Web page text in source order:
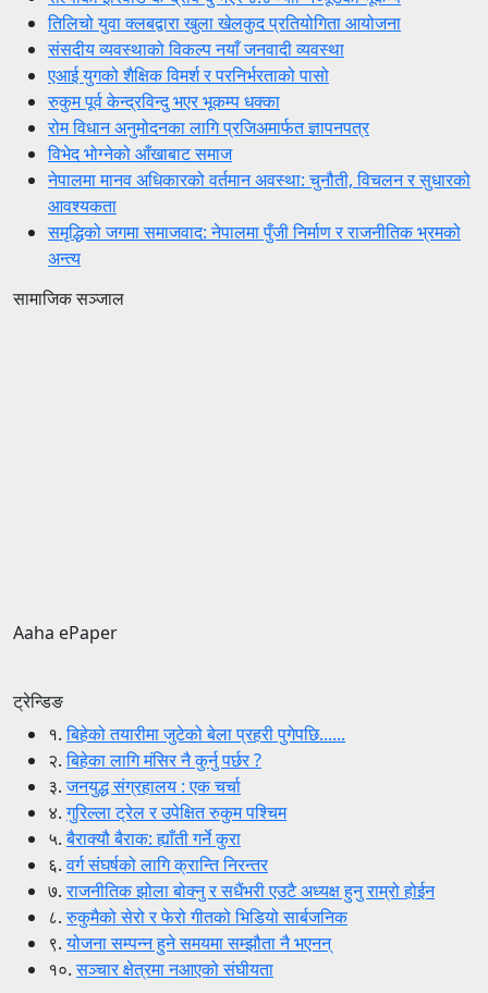
तिलिचो युवा क्लबद्वारा खुला खेलकुद प्रतियोगिता आयोजना
संसदीय व्यवस्थाको विकल्प नयाँ जनवादी व्यवस्था
एआई युगको शैक्षिक विमर्श र परनिर्भरताको पासो
रुकुम पूर्व केन्द्रविन्दु भएर भूकम्प धक्का
रोम विधान अनुमोदनका लागि प्रजिअमार्फत ज्ञापनपत्र
विभेद भोग्नेको आँखाबाट समाज
नेपालमा मानव अधिकारको वर्तमान अवस्था: चुनौती, विचलन र सुधारको
आवश्यकता
समृद्धिको जगमा समाजवाद: नेपालमा पुँजी निर्माण र राजनीतिक भ्रमको
अन्त्य
सामाजिक सञ्जाल
Aaha ePaper
ट्रेन्डिङ
१.बिहेको तयारीमा जुटेको बेला प्रहरी पुगेपछि......
२.बिहेका लागि मंसिर नै कुर्नु पर्छर ?
३.जनयुद्ध संग्रहालय : एक चर्चा
४.गुरिल्ला ट्रेल र उपेक्षित रुकुम पश्चिम
५.बैराक्यौ बैराक: ह्याँती गर्ने कुरा
६.वर्ग संघर्षको लागि क्रान्ति निरन्तर
७.राजनीतिक झोला बोक्नु र सधैंभरी एउटै अध्यक्ष हुनु राम्रो होईन
८.रुकुमैको सेरो र फेरो गीतको भिडियो सार्बजनिक
९.योजना सम्पन्न हुने समयमा सम्झौता नै भएनन्
१०.सञ्चार क्षेत्रमा नआएको संघीयता